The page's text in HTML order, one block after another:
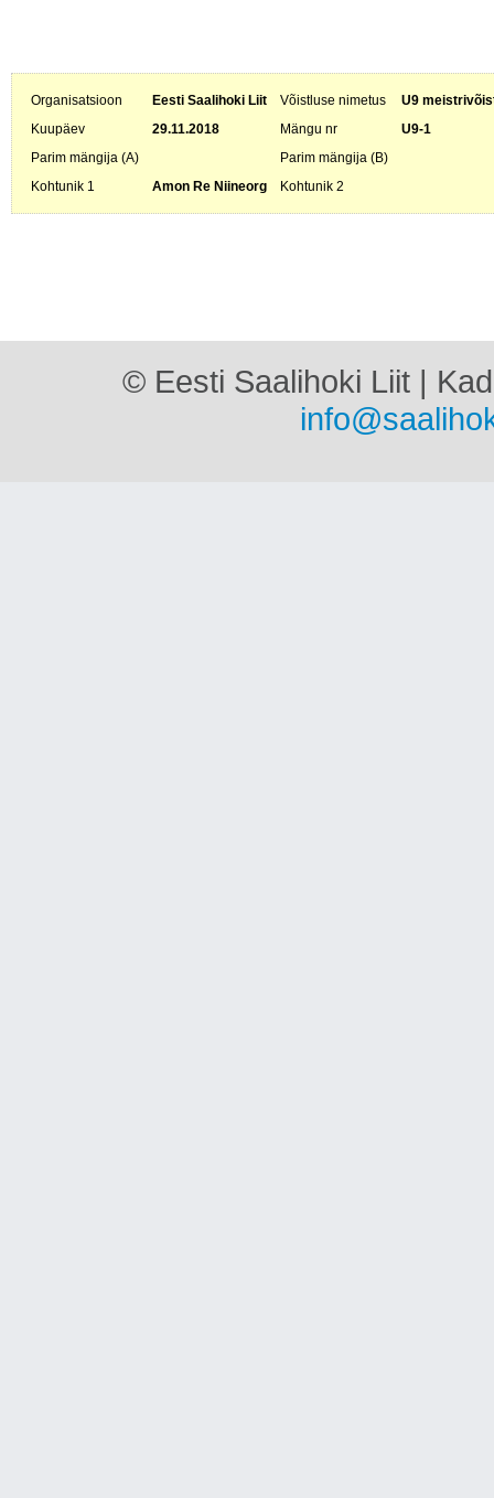
Organisatsioon Eesti Saalihoki Liit Võistluse nimetus
U9
Kuupäev
29.11.2018 Mängu nr
U9-1
Parim mängija (A)
Parim mängija (B)
Kohtunik 1
Amon Re Niineorg Kohtunik 2
© Eesti Saalihoki Liit |